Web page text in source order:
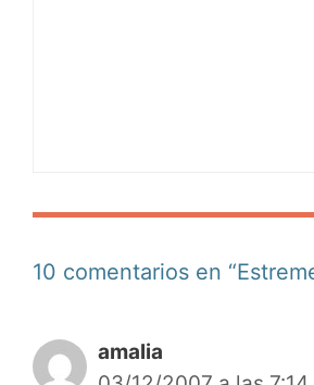
10 comentarios en
amalia